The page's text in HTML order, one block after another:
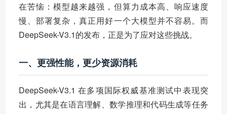
在苦恼：模型越来越强，但算力成本高、响应速度
慢、部署复杂，真正用好一个大模型并不容易。而
DeepSeek-V3.1的发布，正是为了应对这些挑战。
一、更强性能，更少资源消耗
DeepSeek-V3.1 在多项国际权威基准测试中表现突
出，尤其是在语言理解、数学推理和代码生成等任务